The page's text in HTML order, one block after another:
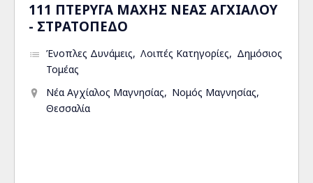
111 ΠΤΕΡΥΓΑ ΜΑΧΗΣ ΝΕΑΣ ΑΓΧΙΑΛΟΥ
- ΣΤΡΑΤΟΠΕΔΟ
Ένοπλες Δυνάμεις Λοιπές Κατηγορίες
Δημόσιος
Τομέας
Νέα Αγχίαλος Μαγνησίας
Νομός Μαγνησίας
Θεσσαλία